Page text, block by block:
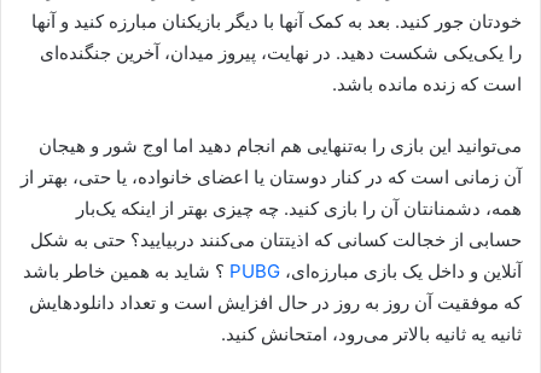
خودتان جور کنید. بعد به کمک آنها با دیگر بازیکنان مبارزه کنید و آنها
را یکی‌یکی شکست دهید. در نهایت، پیروز میدان، آخرین جنگنده‌ای
است که زنده مانده باشد.
می‌توانید این بازی را به‌تنهایی هم انجام دهید اما اوج شور و هیجان
آن زمانی است که در کنار دوستان یا اعضای خانواده، یا حتی، بهتر از
همه، دشمنانتان آن را بازی کنید. چه چیزی بهتر از اینکه یک‌بار
حسابی از خجالت کسانی که اذیتتان می‌کنند دربیایید؟ حتی به شکل
آنلاین و داخل یک بازی مبارزه‌ای، PUBG ؟ شاید به همین خاطر باشد
که موفقیت آن روز به روز در حال افزایش است و تعداد دانلودهایش
ثانیه یه ثانیه بالاتر می‌رود، امتحانش کنید.